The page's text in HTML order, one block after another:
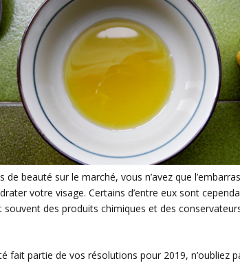
de beauté sur le marché, vous n’avez que
votre visage. Certains d’entre eux sont
des produits chimiques et des
fait partie de vos résolutions pour 2019, n’oubliez